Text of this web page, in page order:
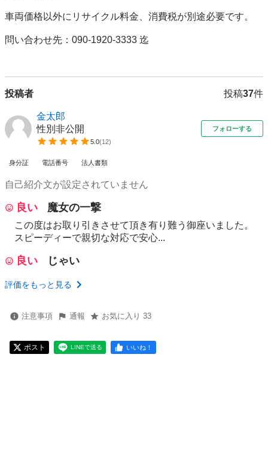
車両価格以外にリサイクル料金、消費税が別途必要です。
問い合わせ先：090-1920-3333 迄
投稿者 投稿37件
金太郎
性別非公開
5.0(12)
フォローする
身分証 電話番号 法人書類
自己紹介文が設定されていません
良い 魔女の一撃
この度はお取り引きさせて頂き有り難う御座いました。
スピーディーで親切な対応で安心...
良い じゃい
評価をもっと見る
注意事項 通報 お気に入り 33
ポスト LINEで送る いいね！